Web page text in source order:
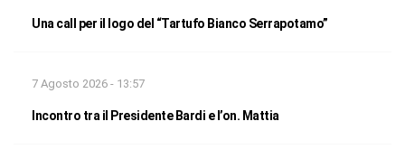
Una call per il logo del “Tartufo Bianco Serrapotamo”
7 Agosto 2026 - 13:57
Incontro tra il Presidente Bardi e l’on. Mattia